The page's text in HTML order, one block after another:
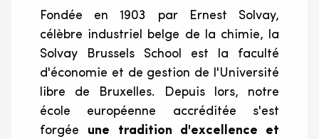
Fondée en 1903 par Ernest Solvay,
célèbre industriel belge de la chimie, la
Solvay Brussels School est la faculté
d'économie et de gestion de l'Université
libre de Bruxelles. Depuis lors, notre
école européenne accréditée s'est
forgée une tradition d'excellence et